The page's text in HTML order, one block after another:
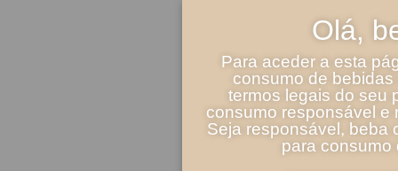
Olá,
Para aceder a esta
consumo de
termos legais do seu
consumo responsável e
Seja responsável, beba
para consumo